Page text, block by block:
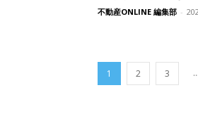
不動産ONLINE 編集部 -
1 2 3 ...